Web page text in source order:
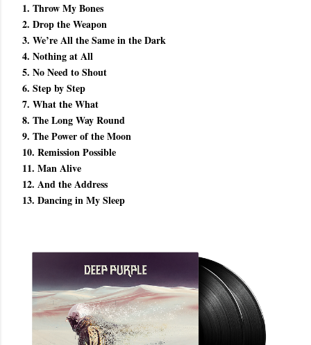
1. Throw My Bones
2. Drop the Weapon
3. We’re All the Same in the Dark
4. Nothing at All
5. No Need to Shout
6. Step by Step
7. What the What
8. The Long Way Round
9. The Power of the Moon
10. Remission Possible
11. Man Alive
12. And the Address
13. Dancing in My Sleep